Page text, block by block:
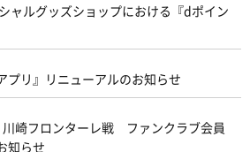
ャルグッズショップにおける『dポイン
プリ』リニューアルのお知らせ
川崎フロンターレ戦 ファンクラブ会員
知らせ